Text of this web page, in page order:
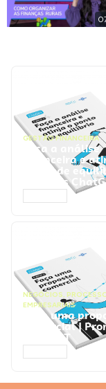
GESTÃO FINANCEIRA
Faça a análise
financeira e
ponto de
Prompts
NEGÓCIOS,
EMPRESARIAIS
Faça uma
comercial |
ChatGPT